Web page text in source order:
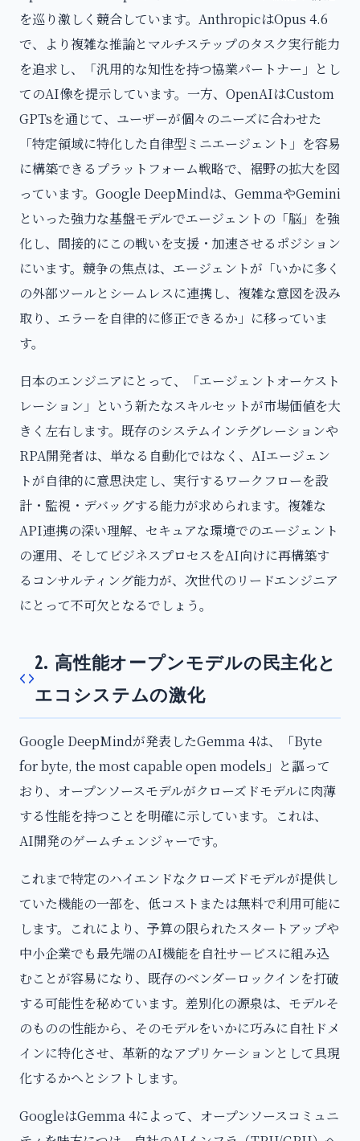
を巡り激しく競合しています。AnthropicはOpus 4.6
で、より複雑な推論とマルチステップのタスク実行能力
を追求し、「汎用的な知性を持つ協業パートナー」とし
てのAI像を提示しています。一方、OpenAIはCustom
GPTsを通じて、ユーザーが個々のニーズに合わせた
「特定領域に特化した自律型ミニエージェント」を容易
に構築できるプラットフォーム戦略で、裾野の拡大を図
っています。Google DeepMindは、GemmaやGemini
といった強力な基盤モデルでエージェントの「脳」を強
化し、間接的にこの戦いを支援・加速させるポジション
にいます。競争の焦点は、エージェントが「いかに多く
の外部ツールとシームレスに連携し、複雑な意図を汲み
取り、エラーを自律的に修正できるか」に移っていま
す。
日本のエンジニアにとって、「エージェントオーケスト
レーション」という新たなスキルセットが市場価値を大
きく左右します。既存のシステムインテグレーションや
RPA開発者は、単なる自動化ではなく、AIエージェン
トが自律的に意思決定し、実行するワークフローを設
計・監視・デバッグする能力が求められます。複雑な
API連携の深い理解、セキュアな環境でのエージェント
の運用、そしてビジネスプロセスをAI向けに再構築す
るコンサルティング能力が、次世代のリードエンジニア
にとって不可欠となるでしょう。
2. 高性能オープンモデルの民主化と
エコシステムの激化
Google DeepMindが発表したGemma 4は、「Byte
for byte, the most capable open models」と謳って
おり、オープンソースモデルがクローズドモデルに肉薄
する性能を持つことを明確に示しています。これは、
AI開発のゲームチェンジャーです。
これまで特定のハイエンドなクローズドモデルが提供し
ていた機能の一部を、低コストまたは無料で利用可能に
します。これにより、予算の限られたスタートアップや
中小企業でも最先端のAI機能を自社サービスに組み込
むことが容易になり、既存のベンダーロックインを打破
する可能性を秘めています。差別化の源泉は、モデルそ
のものの性能から、そのモデルをいかに巧みに自社ドメ
インに特化させ、革新的なアプリケーションとして具現
化するかへとシフトします。
GoogleはGemma 4によって、オープンソースコミュニ